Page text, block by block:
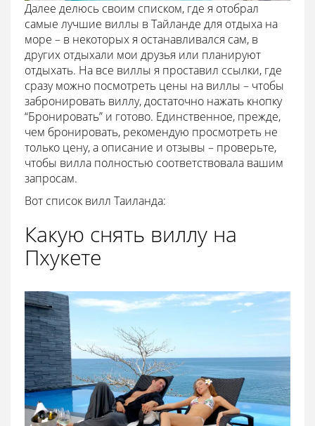
Далее делюсь своим списком, где я отобрал
самые лучшие виллы в Тайланде для отдыха на
море – в некоторых я останавливался сам, в
других отдыхали мои друзья или планируют
отдыхать. На все виллы я проставил ссылки, где
сразу можно посмотреть цены на виллы – чтобы
забронировать виллу, достаточно нажать кнопку
“Бронировать” и готово. Единственное, прежде,
чем бронировать, рекомендую просмотреть не
только цену, а описание и отзывы – проверьте,
чтобы вилла полностью соответствовала вашим
запросам.
Вот список вилл Таиланда:
Какую снять виллу на
Пхукете